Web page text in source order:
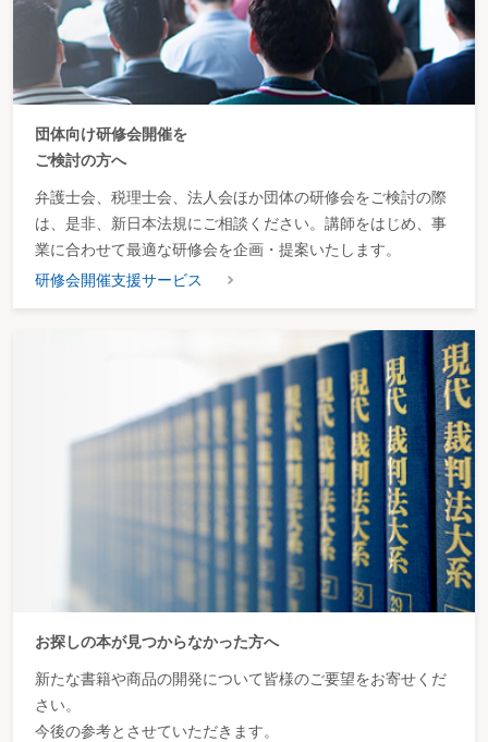
団体向け研修会開催を
ご検討の方へ
弁護士会、税理士会、法人会ほか団体の研修会をご検討の際
は、是非、新日本法規にご相談ください。講師をはじめ、事
業に合わせて最適な研修会を企画・提案いたします。
研修会開催支援サービス
お探しの本が見つからなかった方へ
新たな書籍や商品の開発について皆様のご要望をお寄せくだ
さい。
今後の参考とさせていただきます。